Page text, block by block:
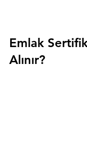
Emlak
Alınır?